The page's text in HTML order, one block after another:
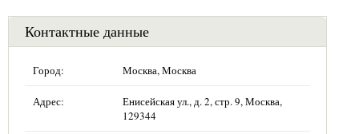
Контактные данные
Город: Москва, Москва
Адрес:
Енисейская ул., д. 2, стр. 9, Москва,
129344